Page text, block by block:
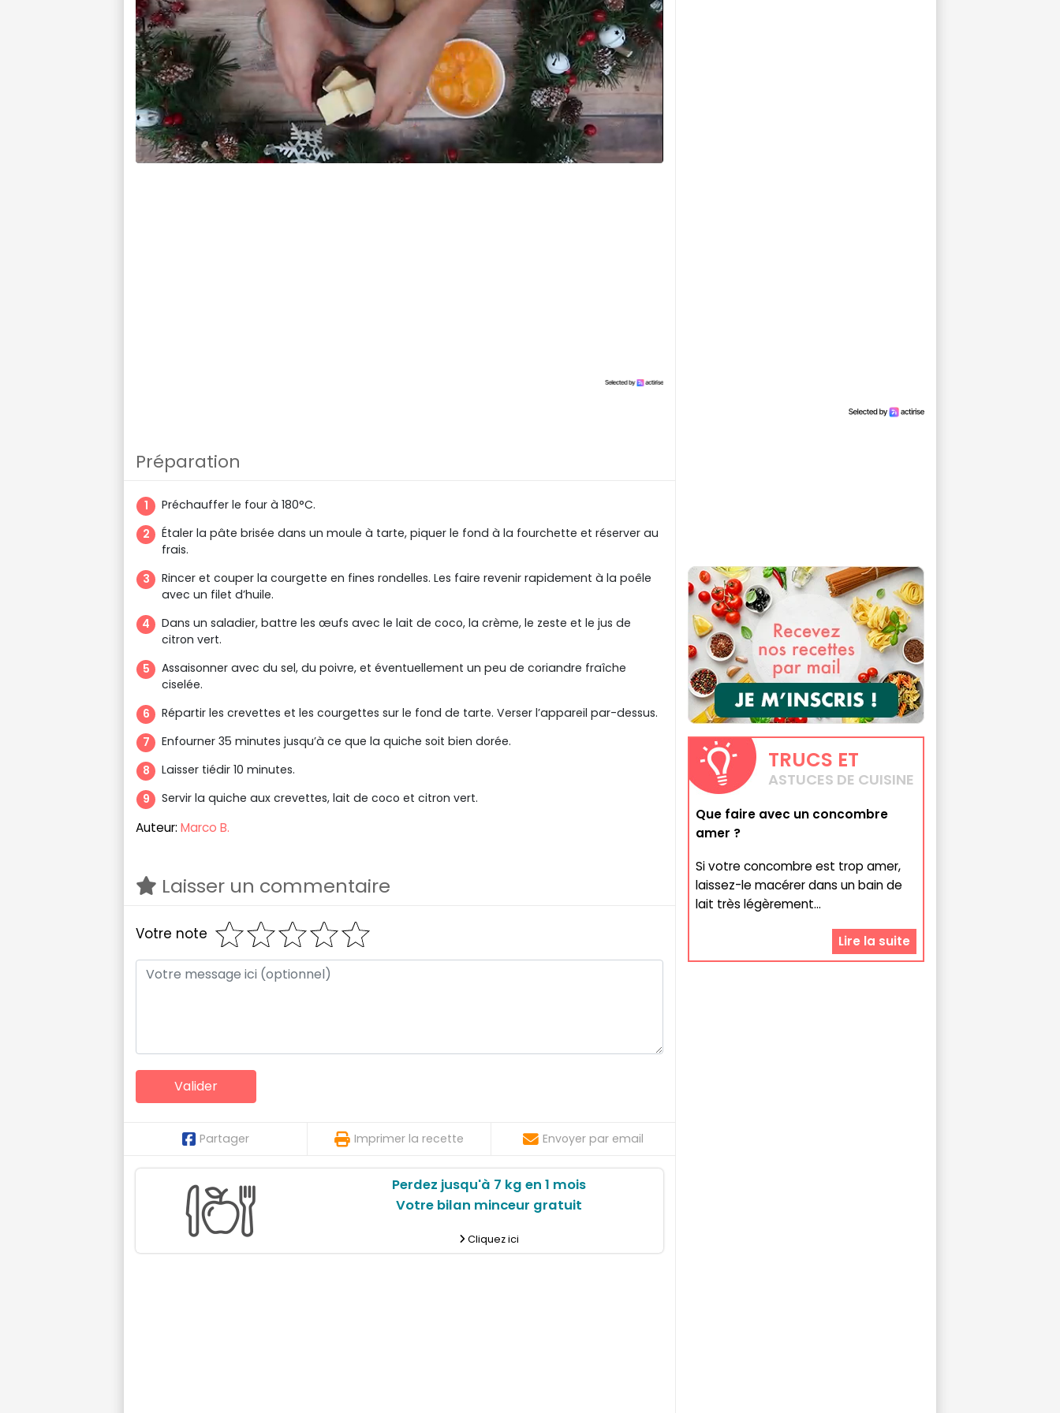
Préparation
Préchauffer le four à 180°C.
Étaler la pâte brisée dans un moule à tarte, piquer le fond à la fourchette et réserver au
frais.
Rincer et couper la courgette en fines rondelles. Les faire revenir rapidement à la poêle
avec un filet d’huile.
Dans un saladier, battre les œufs avec le lait de coco, la crème, le zeste et le jus de
citron vert.
Assaisonner avec du sel, du poivre, et éventuellement un peu de coriandre fraîche
ciselée.
Répartir les crevettes et les courgettes sur le fond de tarte. Verser l’appareil par-dessus.
Enfourner 35 minutes jusqu’à ce que la quiche soit bien dorée.
Laisser tiédir 10 minutes.
Servir la quiche aux crevettes, lait de coco et citron vert.
Auteur: Marco B.
Laisser un commentaire
Votre note
Partager Imprimer la recette Envoyer par email
Perdez jusqu'à 7 kg en 1 mois
Votre bilan minceur gratuit
Cliquez ici
TRUCS ET
ASTUCES DE CUISINE
Que faire avec un concombre
amer ?
Si votre concombre est trop amer,
laissez-le macérer dans un bain de
lait très légèrement...
Lire la suite